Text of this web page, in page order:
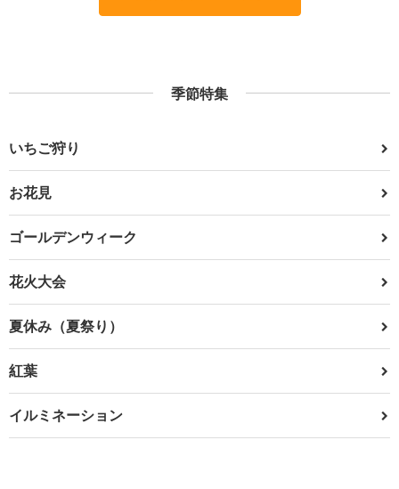
季節特集
いちご狩り
お花見
ゴールデンウィーク
花火大会
夏休み（夏祭り）
紅葉
イルミネーション